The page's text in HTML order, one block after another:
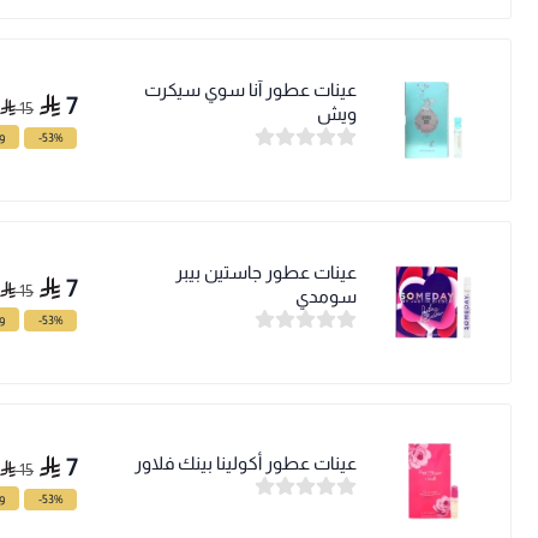
عينات عطور آنا سوي سيكرت
ويش
7
15
-53%
عينات عطور جاستين بيبر
سومدي
7
15
-53%
عينات عطور أكولينا بينك فلاور 7
15
-53%